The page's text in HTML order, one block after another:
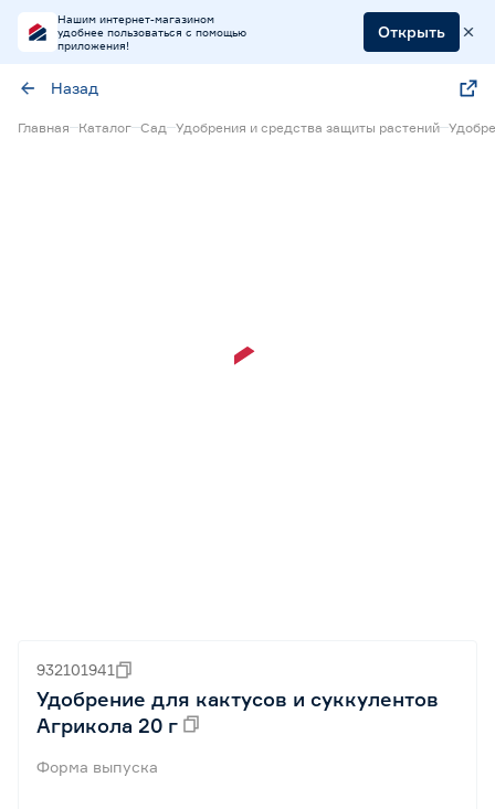
Нашим интернет-магазином
удобнее пользоваться с помощью
приложения!
Открыть
Назад
Главная Каталог Сад Удобрения и средства защиты растений
932101941
Удобрение для кактусов и суккулентов
Агрикола 20 г
Форма выпуска